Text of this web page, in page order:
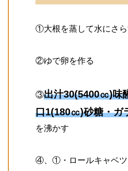
①大根を蒸して水にさ
②ゆで卵を作る
③出汁30(5400㏄)味
口1(180㏄)砂糖・ガ
を沸かす
④、①・ロールキャベツ